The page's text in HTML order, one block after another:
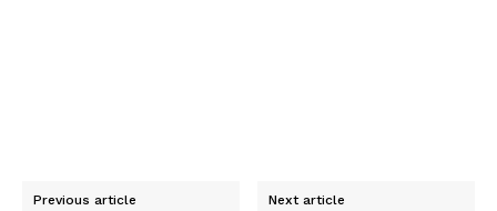
Previous article Next article